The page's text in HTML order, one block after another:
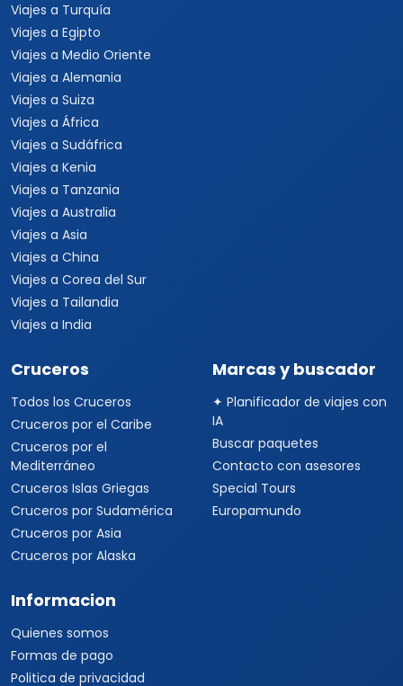
Viajes a Turquía
Viajes a Egipto
Viajes a Medio Oriente
Viajes a Alemania
Viajes a Suiza
Viajes a África
Viajes a Sudáfrica
Viajes a Kenia
Viajes a Tanzania
Viajes a Australia
Viajes a Asia
Viajes a China
Viajes a Corea del Sur
Viajes a Tailandia
Viajes a India
Cruceros
Todos los Cruceros
Cruceros por el Caribe
Cruceros por el
Mediterráneo
Cruceros Islas Griegas
Cruceros por Sudamérica
Cruceros por Asia
Cruceros por Alaska
Marcas y buscador
✦ Planificador de viajes con
IA
Buscar paquetes
Contacto con asesores
Special Tours
Europamundo
Informacion
Quienes somos
Formas de pago
Politica de privacidad